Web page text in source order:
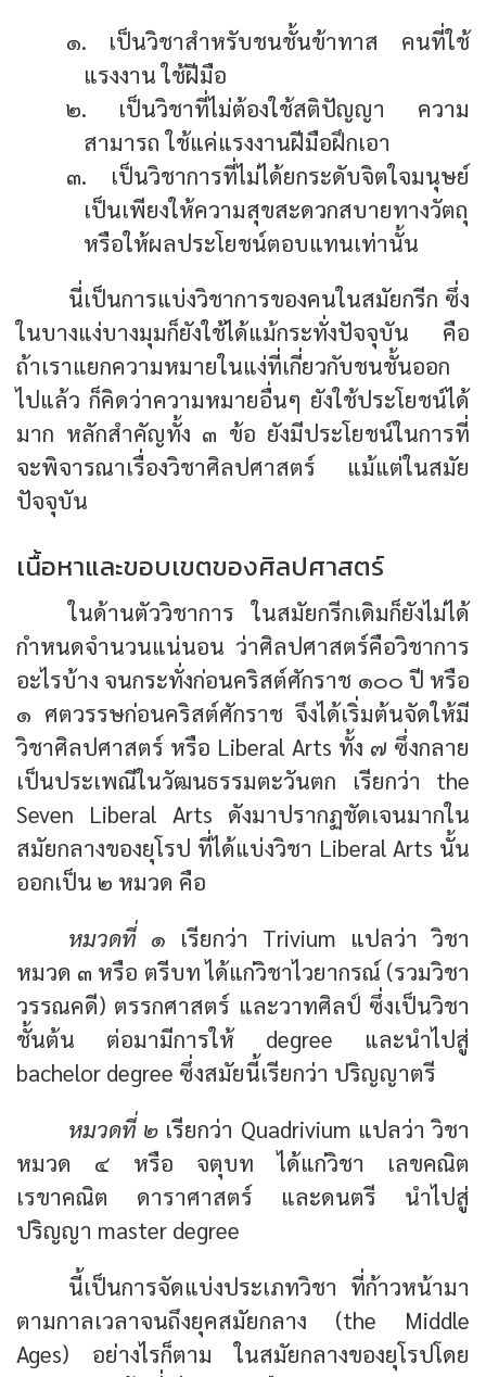
๑. เป็นวิชาสำหรับชนชั้นข้าทาส คนที่ใช้
แรงงาน ใช้ฝีมือ
๒. เป็นวิชาที่ไม่ต้องใช้สติปัญญา ความ
สามารถ ใช้แค่แรงงานฝีมือฝึกเอา
๓. เป็นวิชาการที่ไม่ได้ยกระดับจิตใจมนุษย์
เป็นเพียงให้ความสุขสะดวกสบายทางวัตถุ
หรือให้ผลประโยชน์ตอบแทนเท่านั้น
นี่เป็นการแบ่งวิชาการของคนในสมัยกรีก ซึ่ง
ในบางแง่บางมุมก็ยังใช้ได้แม้กระทั่งปัจจุบัน คือ
ถ้าเราแยกความหมายในแง่ที่เกี่ยวกับชนชั้นออก
ไปแล้ว ก็คิดว่าความหมายอื่นๆ ยังใช้ประโยชน์ได้
มาก หลักสำคัญทั้ง ๓ ข้อ ยังมีประโยชน์ในการที่
จะพิจารณาเรื่องวิชาศิลปศาสตร์ แม้แต่ในสมัย
ปัจจุบัน
เนื้อหาและขอบเขตของศิลปศาสตร์
ในด้านตัววิชาการ ในสมัยกรีกเดิมก็ยังไม่ได้
กำหนดจำนวนแน่นอน ว่าศิลปศาสตร์คือวิชาการ
อะไรบ้าง จนกระทั่งก่อนคริสต์ศักราช ๑๐๐ ปี หรือ
๑ ศตวรรษก่อนคริสต์ศักราช จึงได้เริ่มต้นจัดให้มี
วิชาศิลปศาสตร์ หรือ Liberal Arts ทั้ง ๗ ซึ่งกลาย
เป็นประเพณีในวัฒนธรรมตะวันตก เรียกว่า the
Seven Liberal Arts ดังมาปรากฏชัดเจนมากใน
สมัยกลางของยุโรป ที่ได้แบ่งวิชา Liberal Arts นั้น
ออกเป็น ๒ หมวด คือ
หมวดที่ ๑ เรียกว่า Trivium แปลว่า วิชา
หมวด ๓ หรือ ตรีบท ได้แก่วิชาไวยากรณ์ (รวมวิชา
วรรณคดี) ตรรกศาสตร์ และวาทศิลป์ ซึ่งเป็นวิชา
ชั้นต้น ต่อมามีการให้ degree และนำไปสู่
bachelor degree ซึ่งสมัยนี้เรียกว่า ปริญญาตรี
หมวดที่ ๒ เรียกว่า Quadrivium แปลว่า วิชา
หมวด ๔ หรือ จตุบท ได้แก่วิชา เลขคณิต
เรขาคณิต ดาราศาสตร์ และดนตรี นำไปสู่
ปริญญา master degree
นี้เป็นการจัดแบ่งประเภทวิชา ที่ก้าวหน้ามา
ตามกาลเวลาจนถึงยุคสมัยกลาง (the Middle
Ages) อย่างไรก็ตาม ในสมัยกลางของยุโรปโดย